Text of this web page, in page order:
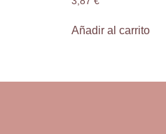
Añadir al carrito